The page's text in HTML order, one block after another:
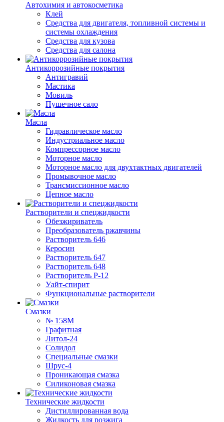
Автохимия и автокосметика
Клей
Средства для двигателя, топливной системы и
системы охлаждения
Средства для кузова
Средства для салона
Антикоррозийные покрытия
Антигравий
Мастика
Мовиль
Пушечное сало
Масла
Гидравлическое масло
Индустриальное масло
Компрессорное масло
Моторное масло
Моторное масло для двухтактных двигателей
Промывочное масло
Трансмиссионное масло
Цепное масло
Растворители и спецжидкости
Обезжириватель
Преобразователь ржавчины
Растворитель 646
Керосин
Растворитель 647
Растворитель 648
Растворитель Р-12
Уайт-спирит
Функциональные растворители
Смазки
№ 158М
Графитная
Литол-24
Солидол
Специальные смазки
Шрус-4
Проникающая смазка
Силиконовая смазка
Технические жидкости
Дистиллированная вода
Жидкость для розжига